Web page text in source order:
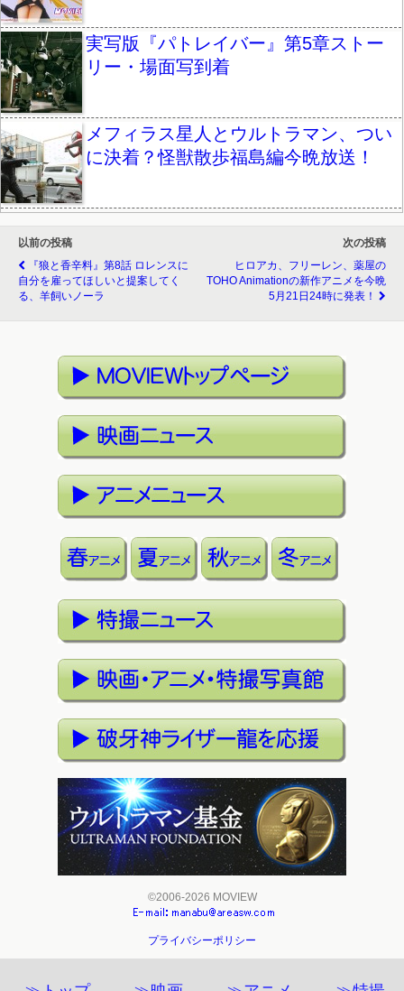
実写版『パトレイバー』第5章ストー
リー・場面写到着
メフィラス星人とウルトラマン、つい
に決着？怪獣散歩福島編今晩放送！
以前の投稿
『狼と香辛料』第8話 ロレンスに
自分を雇ってほしいと提案してく
る、羊飼いノーラ
次の投稿
ヒロアカ、フリーレン、薬屋の
TOHO Animationの新作アニメを今晩
5月21日24時に発表！
©2006-2026 MOVIEW
プライバシーポリシー